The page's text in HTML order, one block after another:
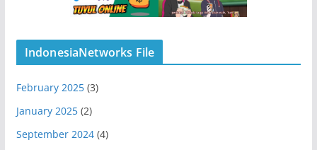
IndonesiaNetworks File
February 2025(3)
January 2025(2)
September 2024(4)